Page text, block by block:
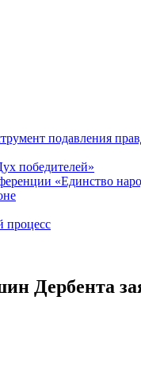
подавления
победителей»
«Единство
процесс
Дербента